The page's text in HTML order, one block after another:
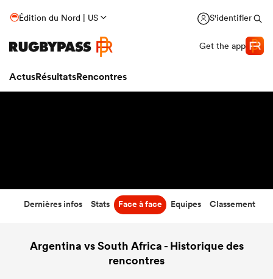
Édition du Nord | US S'identifier
Get the app
ActusRésultatsRencontres
Dernières infos Stats Face à face Equipes Classement
Argentina vs South Africa - Historique des
rencontres